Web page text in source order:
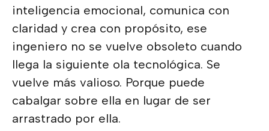
inteligencia emocional, comunica con
claridad y crea con propósito, ese
ingeniero no se vuelve obsoleto cuando
llega la siguiente ola tecnológica. Se
vuelve más valioso. Porque puede
cabalgar sobre ella en lugar de ser
arrastrado por ella.